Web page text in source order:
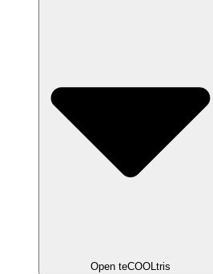
Open teCOOLtris